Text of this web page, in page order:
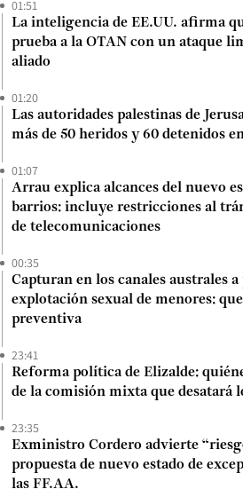
01:51
La inteligencia de EE.UU. afirma
prueba a la OTAN con un ataque
aliado
01:20
Las autoridades palestinas de
más de 50 heridos y 60 detenidos
01:07
Arrau explica alcances del nuevo
barrios: incluye restricciones al
de telecomunicaciones
00:35
Capturan en los canales australes
explotación sexual de menores:
preventiva
23:41
Reforma política de Elizalde:
de la comisión mixta que desatará
23:35
Exministro Cordero advierte
propuesta de nuevo estado de
las FF.AA.